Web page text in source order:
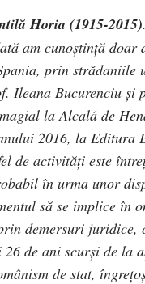
Horia (1915-2015)
am cunoștință
prin
Ileana Bucurenciu și
la Alcalá de
2016, la
de activități este
în urma unor
să se implice în
demersuri
de ani scurși de la
de stat,